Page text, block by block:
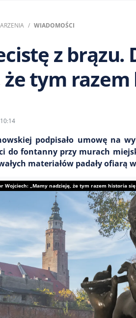
WIADOMOŚCI
z
że tym
podpisało umowę na
do fontanny przy murach
materiałów padały ofiarą
Wojciech: „Mamy nadzieję, że tym razem historia